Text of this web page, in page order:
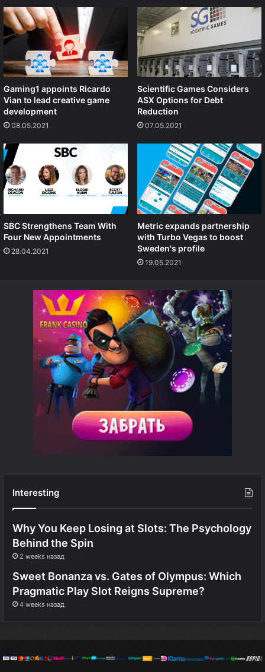
Gaming1 appoints Ricardo
Vian to lead creative game
development
08.05.2021
Scientific Games Considers
ASX Options for Debt
Reduction
07.05.2021
SBC Strengthens Team With
Four New Appointments
28.04.2021
Metric expands partnership
with Turbo Vegas to boost
Sweden's profile
19.05.2021
Interesting
Why You Keep Losing at Slots: The Psychology
Behind the Spin
2 weeks назад
Sweet Bonanza vs. Gates of Olympus: Which
Pragmatic Play Slot Reigns Supreme?
4 weeks назад